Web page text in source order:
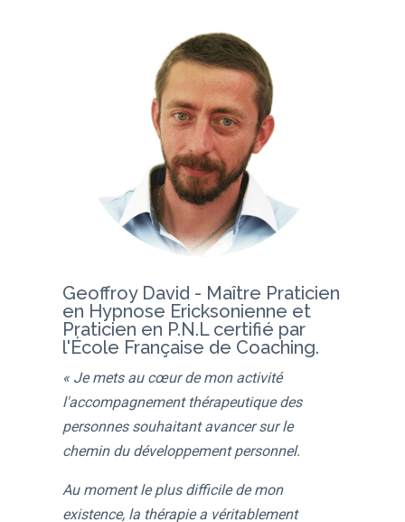
Geoffroy David - Maître Praticien
en Hypnose Ericksonienne et
Praticien en P.N.L certifié par
l'École Française de Coaching.
« Je mets au cœur de mon activité
l'accompagnement thérapeutique des
personnes souhaitant avancer sur le
chemin du développement personnel.
Au moment le plus difficile de mon
existence, la thérapie a véritablement